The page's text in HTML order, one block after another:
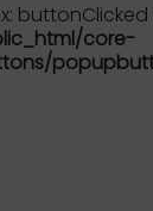
buttonClicked
core-